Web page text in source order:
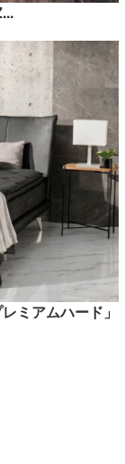
ミアムハード」